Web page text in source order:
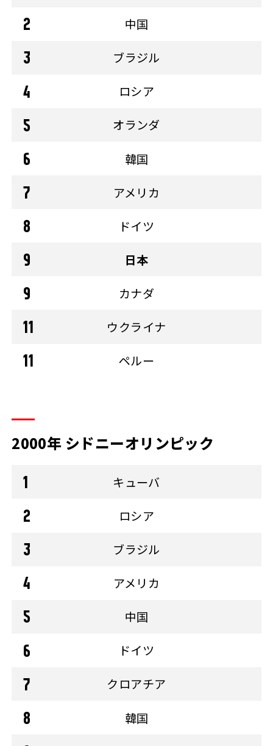
中国
ブラジル
ロシア
オランダ
韓国
アメリカ
ドイツ
日本
カナダ
ウクライナ
ペルー
2000年 シドニーオリンピック
キューバ
ロシア
ブラジル
アメリカ
中国
ドイツ
クロアチア
韓国